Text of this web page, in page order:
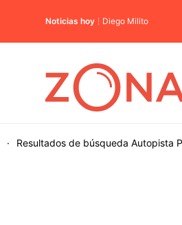
Noticias hoy Diego Milito
Resultados de búsqueda
· Autopista